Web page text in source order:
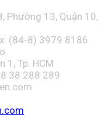
Phường 13, Quận 10,
(84-8) 3979 8186
1, Tp. HCM
38 288 289